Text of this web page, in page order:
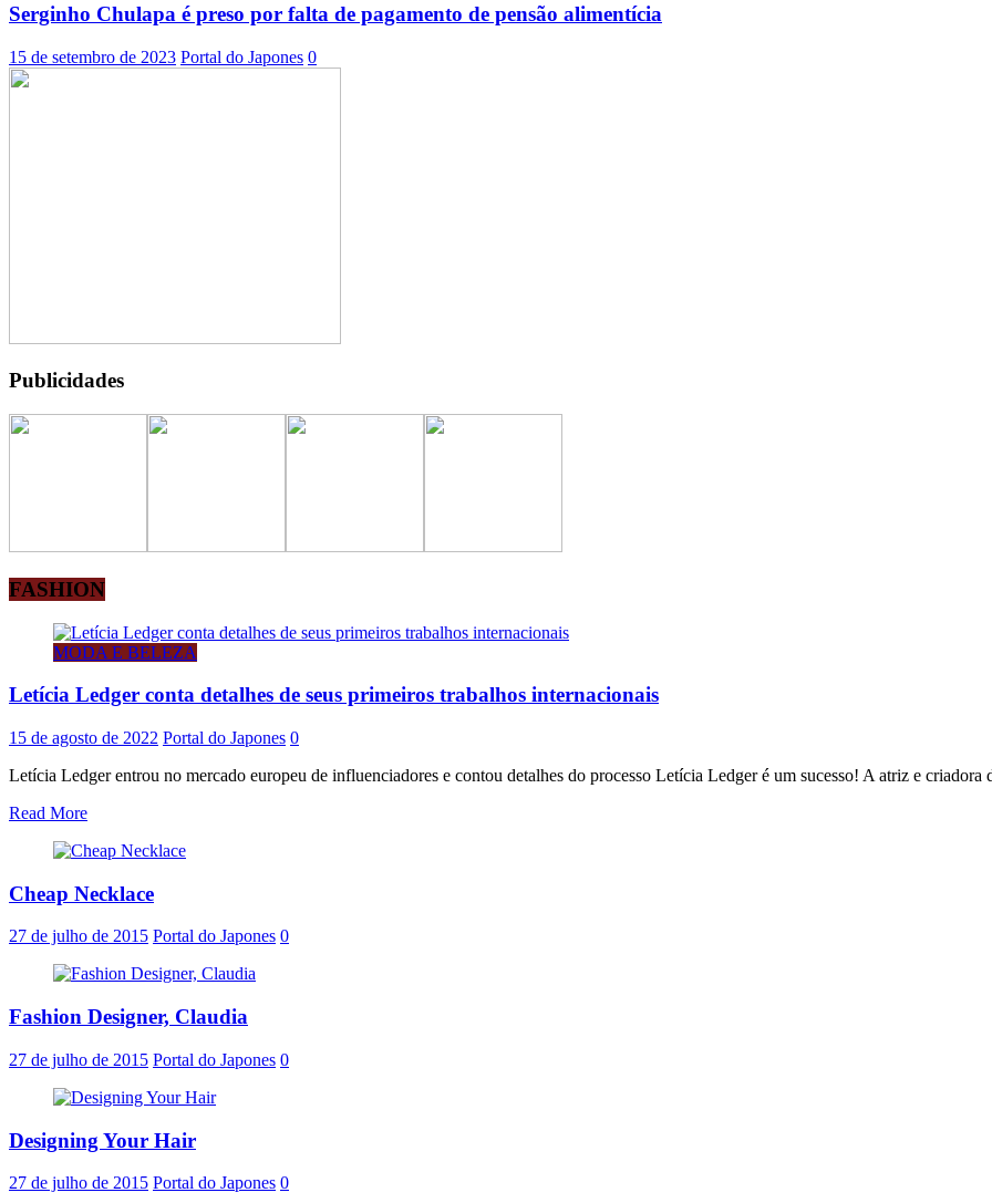
Serginho Chulapa é preso por falta de pagamento de pensão alimentícia
15 de setembro de 2023 Portal do Japones 0
Publicidades
FASHION
MODA E BELEZA
Letícia Ledger conta detalhes de seus primeiros trabalhos internacionais
15 de agosto de 2022 Portal do Japones 0
Letícia Ledger entrou no mercado europeu de influenciadores e contou detalhes do processo Letícia Ledger é um sucesso! A atriz e criadora
Read More
Cheap Necklace
27 de julho de 2015 Portal do Japones 0
Fashion Designer, Claudia
27 de julho de 2015 Portal do Japones 0
Designing Your Hair
27 de julho de 2015 Portal do Japones 0